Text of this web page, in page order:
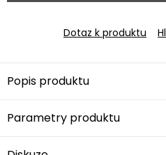
Dotaz k produktu
Popis produktu
Parametry produktu